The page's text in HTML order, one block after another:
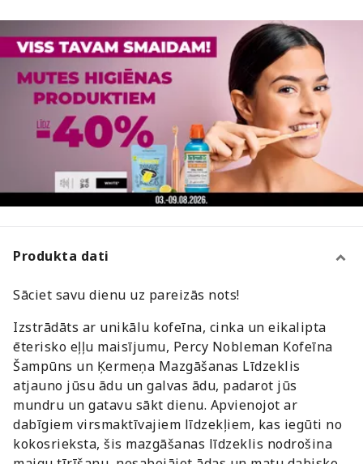
Produkta dati
Sāciet savu dienu uz pareizās nots!
Izstrādāts ar unikālu kofeīna, cinka un eikalipta
ēterisko eļļu maisījumu, Percy Nobleman Kofeīna
Šampūns un Ķermeņa Mazgāšanas Līdzeklis
atjauno jūsu ādu un galvas ādu, padarot jūs
mundru un gatavu sākt dienu. Apvienojot ar
dabīgiem virsmaktīvajiem līdzekļiem, kas iegūti no
kokosrieksta, šis mazgāšanas līdzeklis nodrošina